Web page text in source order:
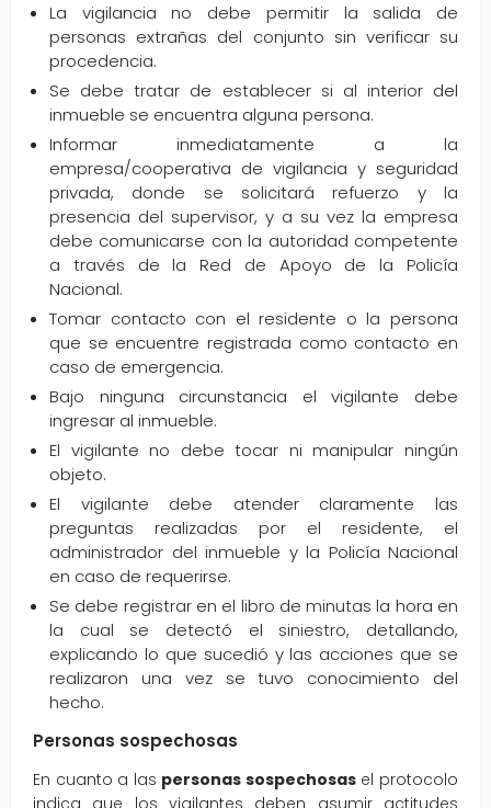
La vigilancia no debe permitir la salida de
personas extrañas del conjunto sin verificar su
procedencia.
Se debe tratar de establecer si al interior del
inmueble se encuentra alguna persona.
Informar inmediatamente a la
empresa/cooperativa de vigilancia y seguridad
privada, donde se solicitará refuerzo y la
presencia del supervisor, y a su vez la empresa
debe comunicarse con la autoridad competente
a través de la Red de Apoyo de la Policía
Nacional.
Tomar contacto con el residente o la persona
que se encuentre registrada como contacto en
caso de emergencia.
Bajo ninguna circunstancia el vigilante debe
ingresar al inmueble.
El vigilante no debe tocar ni manipular ningún
objeto.
El vigilante debe atender claramente las
preguntas realizadas por el residente, el
administrador del inmueble y la Policía Nacional
en caso de requerirse.
Se debe registrar en el libro de minutas la hora en
la cual se detectó el siniestro, detallando,
explicando lo que sucedió y las acciones que se
realizaron una vez se tuvo conocimiento del
hecho.
Personas sospechosas
En cuanto a las personas sospechosasel protocolo
indica que los vigilantes deben asumir actitudes